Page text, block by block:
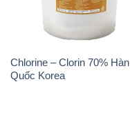
Chlorine – Clorin 70% Hàn
Quốc Korea